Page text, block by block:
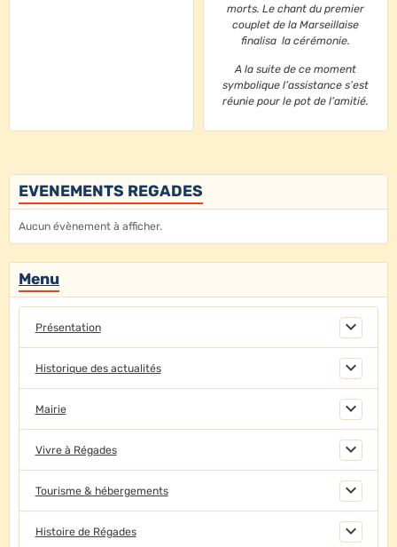
morts. Le chant du premier
couplet de la Marseillaise
finalisa la cérémonie.
A la suite de ce moment
symbolique l’assistance s’est
réunie pour le pot de l’amitié.
EVENEMENTS REGADES
Aucun évènement à afficher.
Menu
Présentation
Historique des actualités
Mairie
Vivre à Régades
Tourisme & hébergements
Histoire de Régades